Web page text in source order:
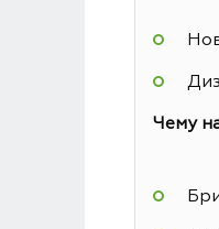
Чему